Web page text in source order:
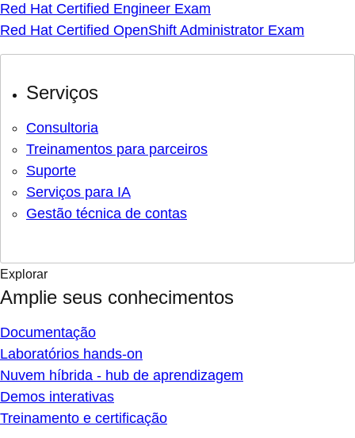
Red Hat Certified Engineer Exam
Red Hat Certified OpenShift Administrator Exam
Serviços
Consultoria
Treinamentos para parceiros
Suporte
Serviços para IA
Gestão técnica de contas
Explorar
Amplie seus conhecimentos
Documentação
Laboratórios hands-on
Nuvem híbrida - hub de aprendizagem
Demos interativas
Treinamento e certificação